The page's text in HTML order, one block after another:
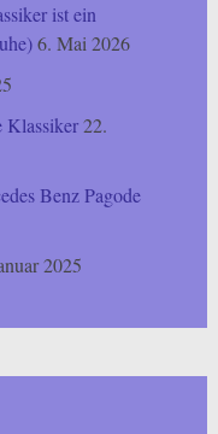
ist ein
6. Mai 2026
Klassiker22.
Benz Pagode
2025